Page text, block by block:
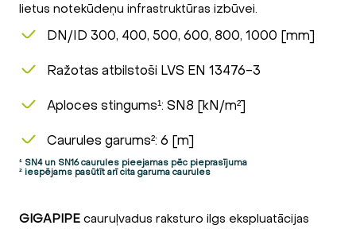
lietus notekūdeņu infrastruktūras izbūvei.
DN/ID 300, 400, 500, 600, 800, 1000 [mm]
Ražotas atbilstoši LVS EN 13476-3
Aploces stingums¹: SN8 [kN/m²]
Caurules garums²: 6 [m]
¹ SN4 un SN16 caurules pieejamas pēc pieprasījuma
² iespējams pasūtīt arī cita garuma caurules
GIGAPIPE cauruļvadus raksturo ilgs ekspluatācijas